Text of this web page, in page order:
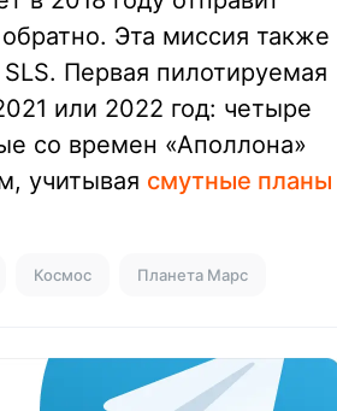
Эта миссия также
Первая пилотируемая
или 2022 год: четыре
со времен «Аполлона»
учитывая смутные планы
Космос Планета Марс